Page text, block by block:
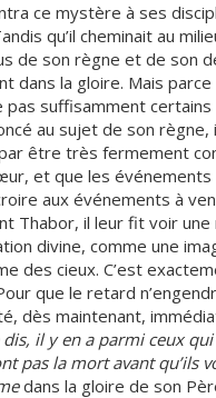
ce mystère à ses
qu’il cheminait au
de son règne et de son
dans la gloire. Mais parce
suffisamment certains
au sujet de son règne,
être très fermement
et que les
aux événements à
Thabor, il leur fit voir une
divine, comme une
des cieux. C’est
que le retard
dès maintenant,
dis, il y en a parmi ceux
pas la mort avant qu’ils
dans la gloire de son